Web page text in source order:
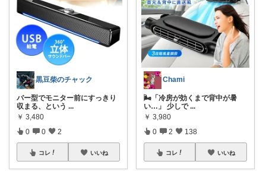
黒豆柴のチャック
バー型でモニター前にすっきり
収まる、という ...
￥ 3,480
0 0 2
コレ いいね
Chami
🌬️「冷房が効くまで背中が暑
い…」 少しで ...
￥ 3,980
0 2 138
コレ いいね